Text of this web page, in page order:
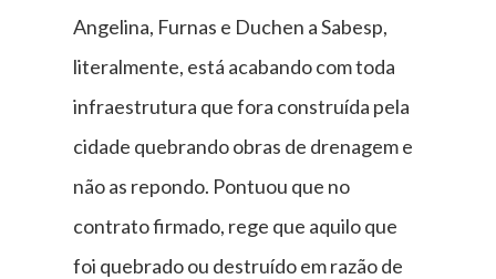
Angelina, Furnas e Duchen a Sabesp,
literalmente, está acabando com toda
infraestrutura que fora construída pela
cidade quebrando obras de drenagem e
não as repondo. Pontuou que no
contrato firmado, rege que aquilo que
foi quebrado ou destruído em razão de